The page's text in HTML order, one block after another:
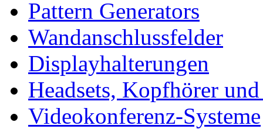
Pattern Generators
Wandanschlussfelder
Displayhalterungen
Headsets, Kopfhörer
Videokonferenz-Systeme